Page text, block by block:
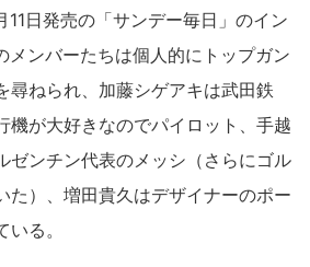
日発売の「サンデー毎日」のイン
メンバーたちは個人的にトップガン
尋ねられ、加藤シゲアキは武田鉄
機が大好きなのでパイロット、手越
ゼンチン代表のメッシ（さらにゴル
た）、増田貴久はデザイナーのポー
る。